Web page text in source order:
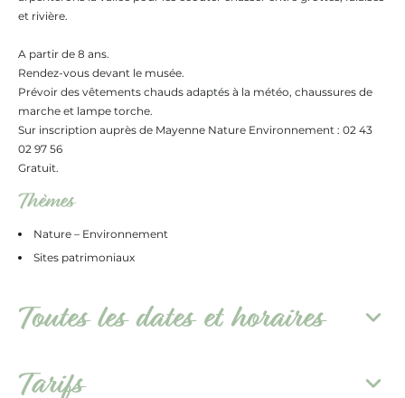
et rivière.
A partir de 8 ans.
Rendez-vous devant le musée.
Prévoir des vêtements chauds adaptés à la météo, chaussures de
marche et lampe torche.
Sur inscription auprès de Mayenne Nature Environnement : 02 43
02 97 56
Gratuit.
Thèmes
Nature – Environnement
Sites patrimoniaux
Toutes les dates et horaires
Tarifs